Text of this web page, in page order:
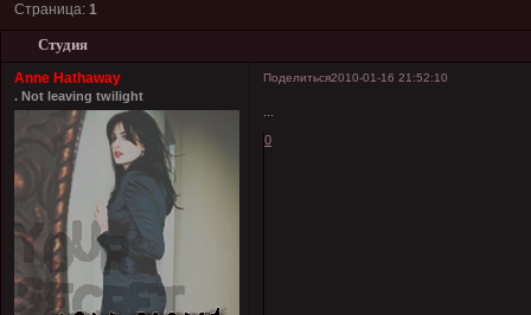
Студия
Страница:1
Поделиться2010-01-16 21:52:10
Anne Hathaway
. Not leaving twilight
0